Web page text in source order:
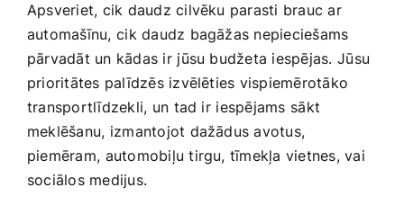
Apsveriet, cik daudz cilvēku parasti brauc ‍ar
automašīnu,⁣ cik daudz bagāžas‍ nepieciešams
pārvadāt un ‍kādas ir⁣ jūsu budžeta iespējas.⁢ Jūsu
prioritātes palīdzēs izvēlēties ‍vispiemērotāko
transportlīdzekli, un ⁣tad ir ⁢iespējams⁤ sākt
meklēšanu,⁢ izmantojot dažādus avotus,⁣
piemēram, ⁤automobiļu tirgu, tīmekļa vietnes, ‍vai‍
sociālos‌ medijus.